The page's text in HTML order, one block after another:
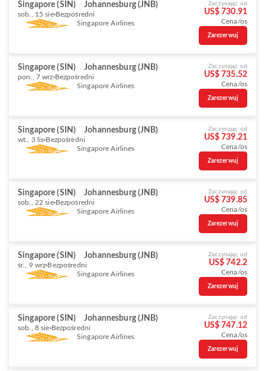
Singapore (SIN) Johannesburg (JNB)
sob., 15 sie Bezpośredni
Singapore Airlines
Zaczynając od
US$ 730.91
Cena/os
Zarezerwuj
Singapore (SIN) Johannesburg (JNB)
pon., 7 wrz Bezpośredni
Singapore Airlines
Zaczynając od
US$ 735.52
Cena/os
Zarezerwuj
Singapore (SIN) Johannesburg (JNB)
wt., 3 lis Bezpośredni
Singapore Airlines
Zaczynając od
US$ 739.21
Cena/os
Zarezerwuj
Singapore (SIN) Johannesburg (JNB)
sob., 22 sie Bezpośredni
Singapore Airlines
Zaczynając od
US$ 739.85
Cena/os
Zarezerwuj
Singapore (SIN) Johannesburg (JNB)
śr., 9 wrz Bezpośredni
Singapore Airlines
Zaczynając od
US$ 742.2
Cena/os
Zarezerwuj
Singapore (SIN) Johannesburg (JNB)
sob., 8 sie Bezpośredni
Singapore Airlines
Zaczynając od
US$ 747.12
Cena/os
Zarezerwuj